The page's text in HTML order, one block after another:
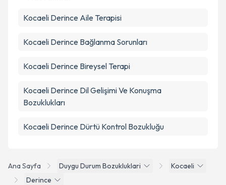
Ana Sayfa Duygu Durum Bozukluklari
Kocaeli
Derince
Kocaeli Derince Aile Terapisi
Kocaeli Derince Bağlanma Sorunları
Kocaeli Derince Bireysel Terapi
Kocaeli Derince Dil Gelişimi Ve Konuşma
Bozuklukları
Kocaeli Derince Dürtü Kontrol Bozukluğu